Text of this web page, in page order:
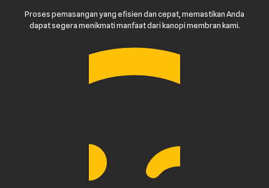
Proses pemasangan yang efisien dan cepat, memastikan Anda
dapat segera menikmati manfaat dari kanopi membran kami.